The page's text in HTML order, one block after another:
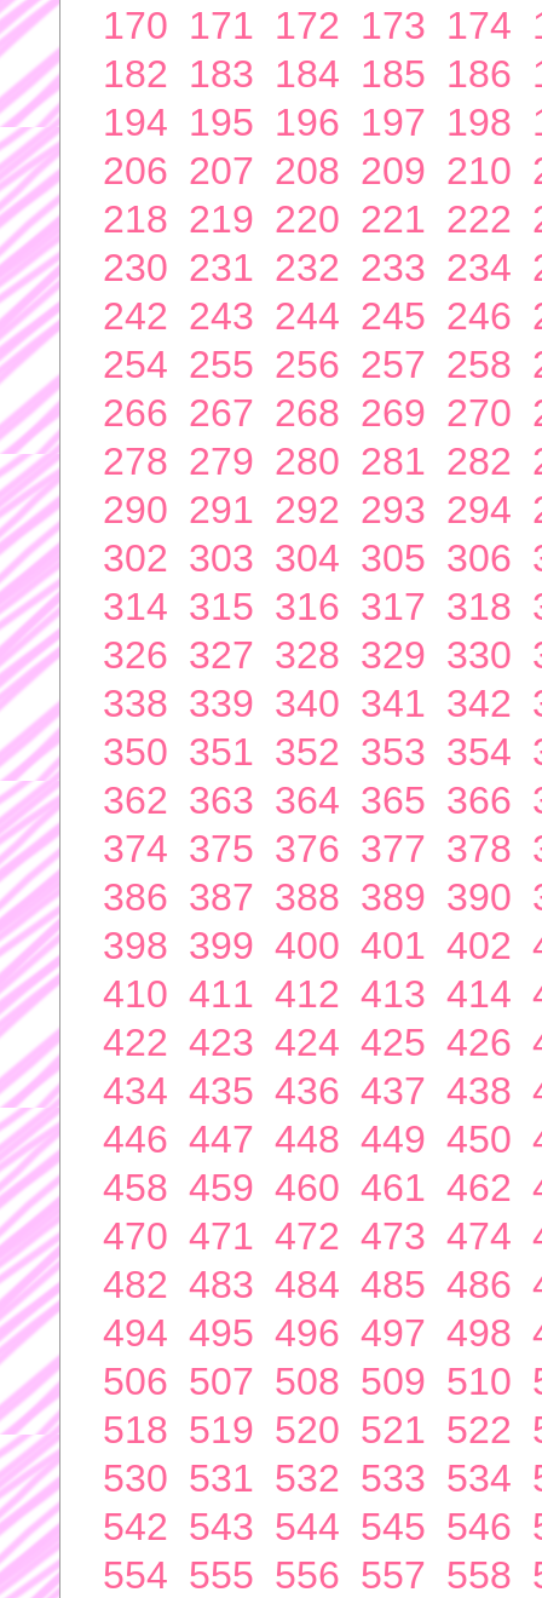
170 171 172 173 174
182 183 184 185 186
194 195 196 197 198
206 207 208 209 210
218 219 220 221 222
230 231 232 233 234
242 243 244 245 246
254 255 256 257 258
266 267 268 269 270
278 279 280 281 282
290 291 292 293 294
302 303 304 305 306
314 315 316 317 318
326 327 328 329 330
338 339 340 341 342
350 351 352 353 354
362 363 364 365 366
374 375 376 377 378
386 387 388 389 390
398 399 400 401 402
410 411 412 413 414
422 423 424 425 426
434 435 436 437 438
446 447 448 449 450
458 459 460 461 462
470 471 472 473 474
482 483 484 485 486
494 495 496 497 498
506 507 508 509 510
518 519 520 521 522
530 531 532 533 534
542 543 544 545 546
554 555 556 557 558